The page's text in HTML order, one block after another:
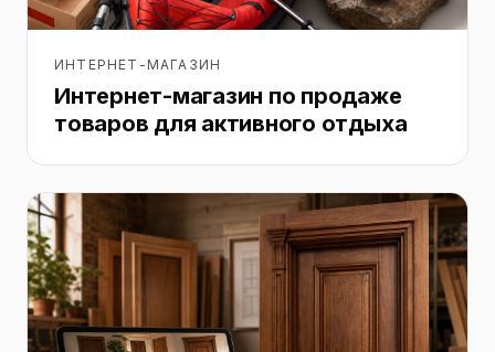
ИНТЕРНЕТ-МАГАЗИН
Интернет-магазин по продаже
товаров для активного отдыха